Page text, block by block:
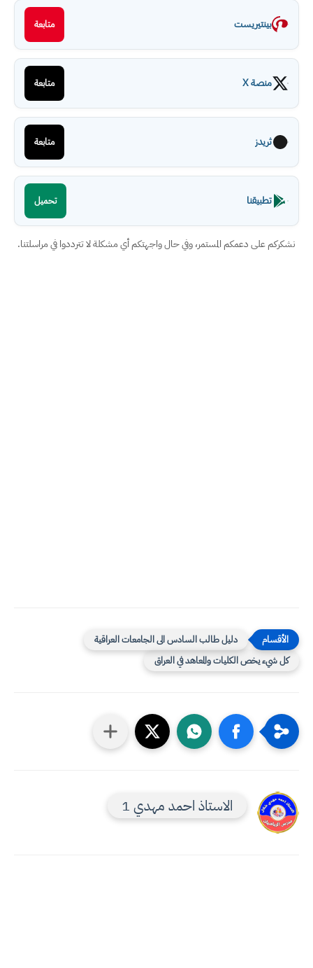
بينتيريست متابعة
منصة X متابعة
ثريدز متابعة
تطبيقنا تحميل
نشكركم على دعمكم المستمر، وفي حال واجهتكم أي مشكلة لا تترددوا في مراسلتنا.
دليل طالب السادس الى الجامعات العراقية
كل شيء يخص الكليات والمعاهد في العراق
الاستاذ احمد مهدي 1